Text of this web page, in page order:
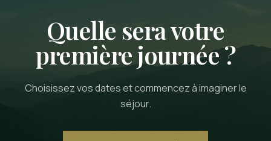
Quelle sera votre
première journée ?
Choisissez vos dates et commencez à imaginer le
séjour.